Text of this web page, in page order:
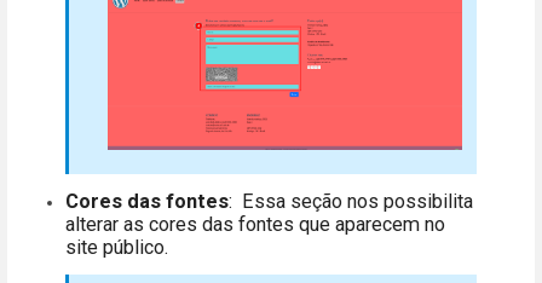
Cores das fontes: Essa seção nos possibilita
alterar as cores das fontes que aparecem no
site público.